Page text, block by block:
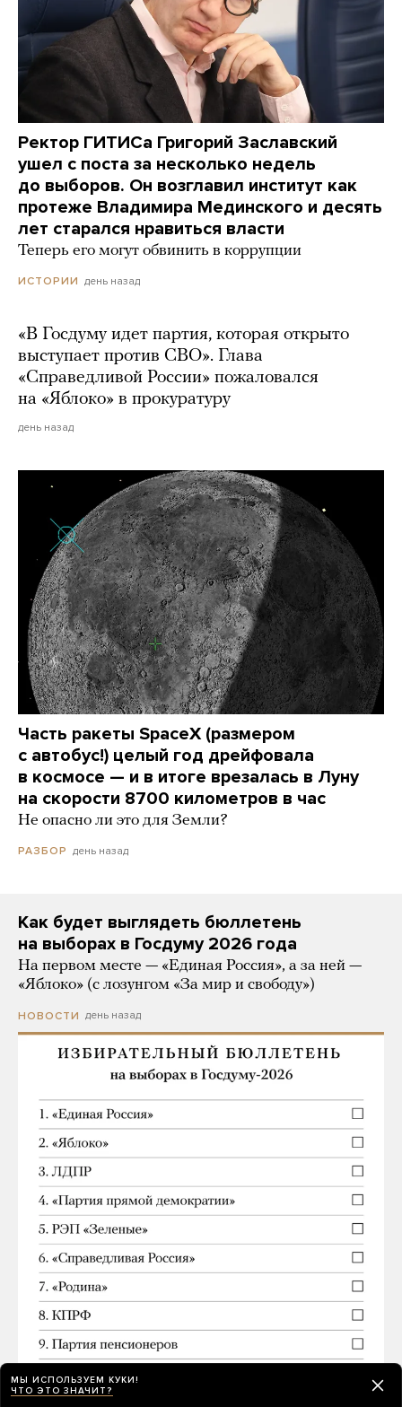
Ректор ГИТИСа Григорий Заславский
ушел с поста за несколько недель
до выборов. Он возглавил институт как
протеже Владимира Мединского и десять
лет старался нравиться власти
Теперь его могут обвинить в коррупции
ИСТОРИИ день назад
«В Госдуму идет партия, которая открыто
выступает против СВО». Глава
«Справедливой России» пожаловался
на «Яблоко» в прокуратуру
день назад
Часть ракеты SpaceX (размером
с автобус!) целый год дрейфовала
в космосе — и в итоге врезалась в Луну
на скорости 8700 километров в час
Не опасно ли это для Земли?
РАЗБОР день назад
Как будет выглядеть бюллетень
на выборах в Госдуму 2026 года
На первом месте — «Единая Россия», а за ней —
«Яблоко» (с лозунгом «За мир и свободу»)
НОВОСТИ день назад
МЫ ИСПОЛЬЗУЕМ КУКИ!
ЧТО ЭТО ЗНАЧИТ?